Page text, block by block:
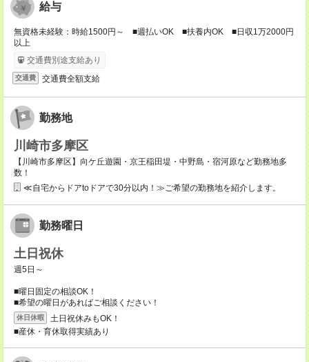
給与
無資格未経験：時給1500円～ ■週払いOK ■扶養内OK ■日収1万2000円
以上
交通費別途支給あり
交通費 交通費全額支給
勤務地
川崎市多摩区
【川崎市多摩区】向ケ丘遊園・京王稲田堤・中野島・宿河原など勤務地多
数！
≪自宅からドアtoドアで30分以内！≫ご希望の勤務地を紹介します。
勤務曜日
土日祝休
週5日～
■曜日固定の相談OK！
■希望の曜日があればご相談ください！
休日休暇
土日祝休みもOK！
■産休・育休取得実績あり